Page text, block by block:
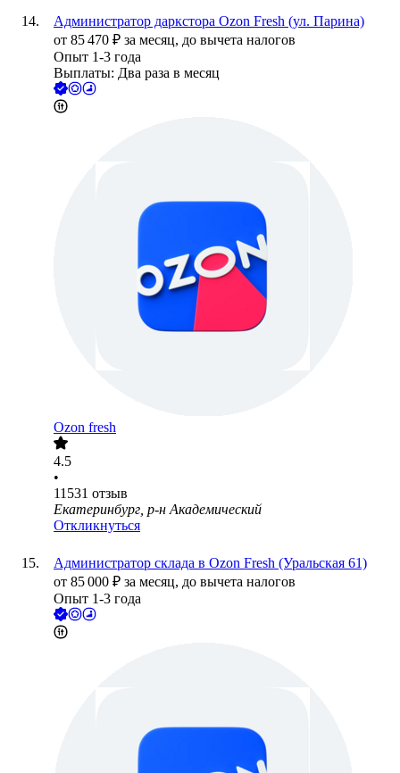
Администратор даркстора Ozon Fresh (ул. Парина)
от 85 470 ₽ за месяц, до вычета налогов
Опыт 1-3 года
Выплаты: Два раза в месяц
Ozon fresh
4.5
•
11531 отзыв
Екатеринбург, р-н Академический
Откликнуться
Администратор склада в Ozon Fresh (Уральская 61)
от 85 000 ₽ за месяц, до вычета налогов
Опыт 1-3 года